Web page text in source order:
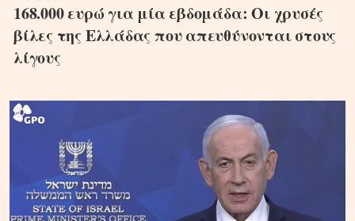
168.000 ευρώ για μία εβδομάδα: Οι χρυσές
βίλες της Ελλάδας που απευθύνονται στους
λίγους